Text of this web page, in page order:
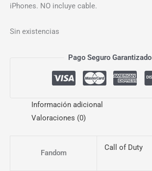
iPhones. NO incluye cable.
Sin existencias
Pago Seguro Garantizado
Información adicional
Valoraciones (0)
Fandom
Call of Duty